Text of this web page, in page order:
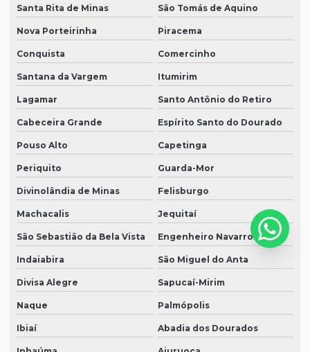
Santa Rita de Minas São Tomás de Aquino
Nova Porteirinha Piracema
Conquista Comercinho
Santana da Vargem Itumirim
Lagamar Santo Antônio do Retiro
Cabeceira Grande Espírito Santo do Dourado
Pouso Alto Capetinga
Periquito Guarda-Mor
Divinolândia de Minas Felisburgo
Machacalis Jequitaí
São Sebastião da Bela Vista Engenheiro Navarro
Indaiabira São Miguel do Anta
Divisa Alegre Sapucaí-Mirim
Naque Palmópolis
Ibiaí Abadia dos Dourados